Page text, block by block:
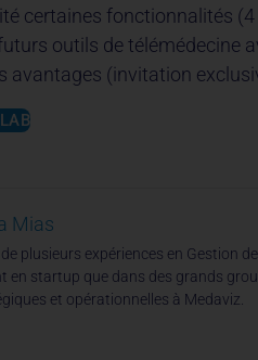
certaines fonctionnalités (4
outils de télémédecine
avantages (invitation
Mias
plusieurs expériences en Gestion
en startup que dans des grands
et opérationnelles à Medaviz.